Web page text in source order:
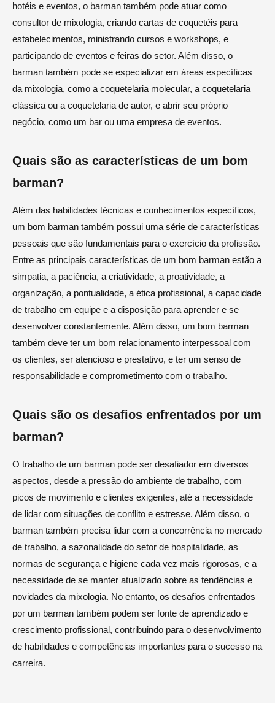
hotéis e eventos, o barman também pode atuar como
consultor de mixologia, criando cartas de coquetéis para
estabelecimentos, ministrando cursos e workshops, e
participando de eventos e feiras do setor. Além disso, o
barman também pode se especializar em áreas específicas
da mixologia, como a coquetelaria molecular, a coquetelaria
clássica ou a coquetelaria de autor, e abrir seu próprio
negócio, como um bar ou uma empresa de eventos.
Quais são as características de um bom
barman?
Além das habilidades técnicas e conhecimentos específicos,
um bom barman também possui uma série de características
pessoais que são fundamentais para o exercício da profissão.
Entre as principais características de um bom barman estão a
simpatia, a paciência, a criatividade, a proatividade, a
organização, a pontualidade, a ética profissional, a capacidade
de trabalho em equipe e a disposição para aprender e se
desenvolver constantemente. Além disso, um bom barman
também deve ter um bom relacionamento interpessoal com
os clientes, ser atencioso e prestativo, e ter um senso de
responsabilidade e comprometimento com o trabalho.
Quais são os desafios enfrentados por um
barman?
O trabalho de um barman pode ser desafiador em diversos
aspectos, desde a pressão do ambiente de trabalho, com
picos de movimento e clientes exigentes, até a necessidade
de lidar com situações de conflito e estresse. Além disso, o
barman também precisa lidar com a concorrência no mercado
de trabalho, a sazonalidade do setor de hospitalidade, as
normas de segurança e higiene cada vez mais rigorosas, e a
necessidade de se manter atualizado sobre as tendências e
novidades da mixologia. No entanto, os desafios enfrentados
por um barman também podem ser fonte de aprendizado e
crescimento profissional, contribuindo para o desenvolvimento
de habilidades e competências importantes para o sucesso na
carreira.